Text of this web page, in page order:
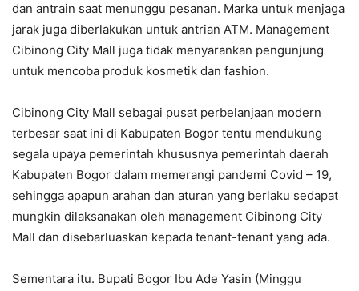
dan antrain saat menunggu pesanan. Marka untuk menjaga
jarak juga diberlakukan untuk antrian ATM. Management
Cibinong City Mall juga tidak menyarankan pengunjung
untuk mencoba produk kosmetik dan fashion.
Cibinong City Mall sebagai pusat perbelanjaan modern
terbesar saat ini di Kabupaten Bogor tentu mendukung
segala upaya pemerintah khususnya pemerintah daerah
Kabupaten Bogor dalam memerangi pandemi Covid – 19,
sehingga apapun arahan dan aturan yang berlaku sedapat
mungkin dilaksanakan oleh management Cibinong City
Mall dan disebarluaskan kepada tenant-tenant yang ada.
Sementara itu. Bupati Bogor Ibu Ade Yasin (Minggu